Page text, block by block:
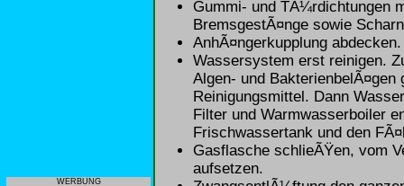
WERBUNG
Gummi- und TÃ¼rdichtungen
BremsgestÃ¤nge sowie
AnhÃ¤ngerkupplung abdecken.
Wassersystem erst reinigen.
Algen- und
Reinigungsmittel. Dann
Filter und Warmwasserboiler
Frischwassertank und den
Gasflasche schlieÃŸen, vom
aufsetzen.